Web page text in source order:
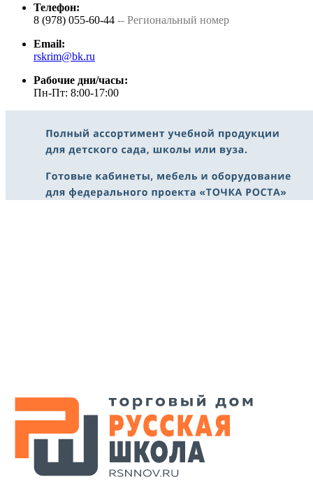
Телефон:
8 (978) 055-60-44 -- Региональный номер
Email:
rskrim@bk.ru
Рабочие дни/часы:
Пн-Пт: 8:00-17:00